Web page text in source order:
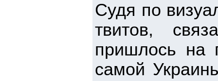
Судя по
твитов,
пришлось на
самой